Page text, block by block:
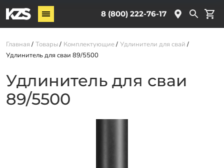
8 (800) 222-76-17
Винтовые сваи
Услуги
О компании
Новости
Партнёрам
Главная Товары Комплектующие
Удлинители для свай
Удлинитель для сваи 89/5500
Удлинитель для сваи
89/5500